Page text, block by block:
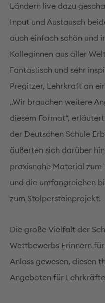
Ländern live dazu
Input und Austausch
auch einfach schön und
Kolleginnen aus aller
Fantastisch und sehr
Pregitzer, Lehrkraft an
„Wir brauchen weitere
diesem Format“,
der Deutschen Schule
äußerten sich darüber
praxisnahe Material zum
und die umfangreichen
zum Stolpersteinprojekt.
Die große Vielfalt der
Wettbewerbs Erinnern
Anlass gewesen, diesen
Angeboten für